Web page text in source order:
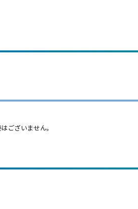
ございません。